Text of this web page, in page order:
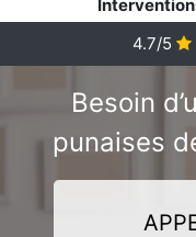
4.7/5
Besoin
punaises